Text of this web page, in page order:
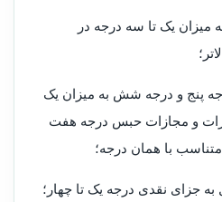
میزان یک تا سه درجه در
پنج و درجه شش به میزان یک
و مجازات حبس درجه هفت
با همان درجه؛
جزای نقدی درجه یک تا چهار؛